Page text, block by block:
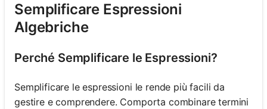
Semplificare Espressioni
Algebriche
Perché Semplificare le Espressioni?
Semplificare le espressioni le rende più facili da
gestire e comprendere. Comporta combinare termini